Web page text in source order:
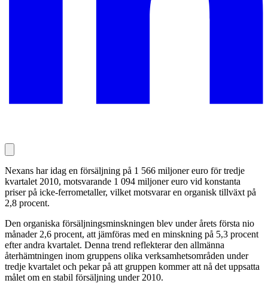
Nexans har idag en försäljning på 1 566 miljoner euro för tredje
kvartalet 2010, motsvarande 1 094 miljoner euro vid konstanta
priser på icke-ferrometaller, vilket motsvarar en organisk tillväxt på
2,8 procent.
Den organiska försäljningsminskningen blev under årets första nio
månader 2,6 procent, att jämföras med en minskning på 5,3 procent
efter andra kvartalet. Denna trend reflekterar den allmänna
återhämtningen inom gruppens olika verksamhetsområden under
tredje kvartalet och pekar på att gruppen kommer att nå det uppsatta
målet om en stabil försäljning under 2010.